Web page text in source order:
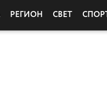
РЕГИОН СВЕТ СПОРТ